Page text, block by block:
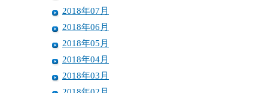
2018年07月
2018年06月
2018年05月
2018年04月
2018年03月